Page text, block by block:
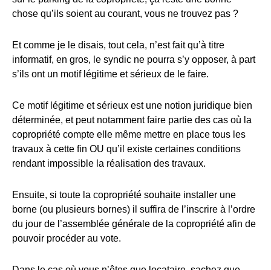
chose qu’ils soient au courant, vous ne trouvez pas ?
Et comme je le disais, tout cela, n’est fait qu’à titre
informatif, en gros, le syndic ne pourra s’y opposer, à part
s’ils ont un motif légitime et sérieux de le faire.
Ce motif légitime et sérieux est une notion juridique bien
déterminée, et peut notamment faire partie des cas où la
copropriété compte elle même mettre en place tous les
travaux à cette fin OU qu’il existe certaines conditions
rendant impossible la réalisation des travaux.
Ensuite, si toute la copropriété souhaite installer une
borne (ou plusieurs bornes) il suffira de l’inscrire à l’ordre
du jour de l’assemblée générale de la copropriété afin de
pouvoir procéder au vote.